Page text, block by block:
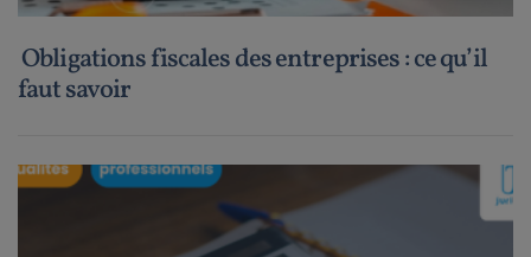
Obligations fiscales des entreprises : ce qu’il
faut savoir